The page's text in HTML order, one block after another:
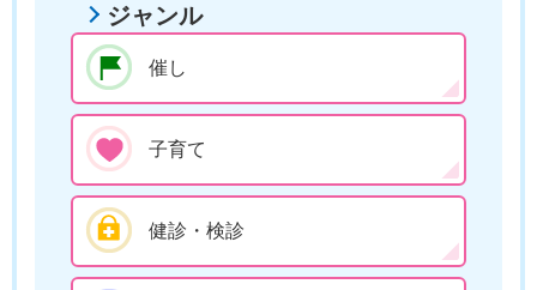
ジャンル
催し
子育て
健診・検診